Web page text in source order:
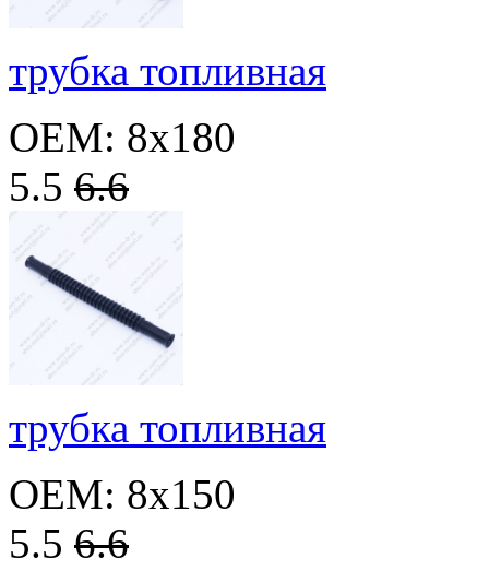
трубка топливная
OEM: 8x180
5.5 6.6
трубка топливная
OEM: 8x150
5.5 6.6